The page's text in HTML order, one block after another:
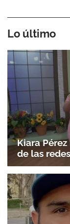
Lo último
Kiara
de las